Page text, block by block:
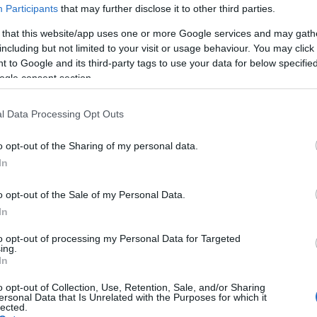
Participants that may further disclose it to other third parties.
that this website/app uses one or more Google services and may
but not limited to your visit or usage behaviour. You may
to Google and its third-party tags to use your data for below
consent section.
Data Processing Opt Outs
opt-out of the Sharing of my personal data.
opt-out of the Sale of my Personal Data.
opt-out of processing my Personal Data for Targeted
opt-out of Collection, Use, Retention, Sale, and/or Sharing
Data that Is Unrelated with the Purposes for which it
in 5090 hitrih antigenskih testih potrdili1108 okužb.
in 4019 hitrih antigenskih testih potrdili746 okužbz
(NIJZ) je
Sedemdnevno povprečje potrjenih primerov trenutno znaša